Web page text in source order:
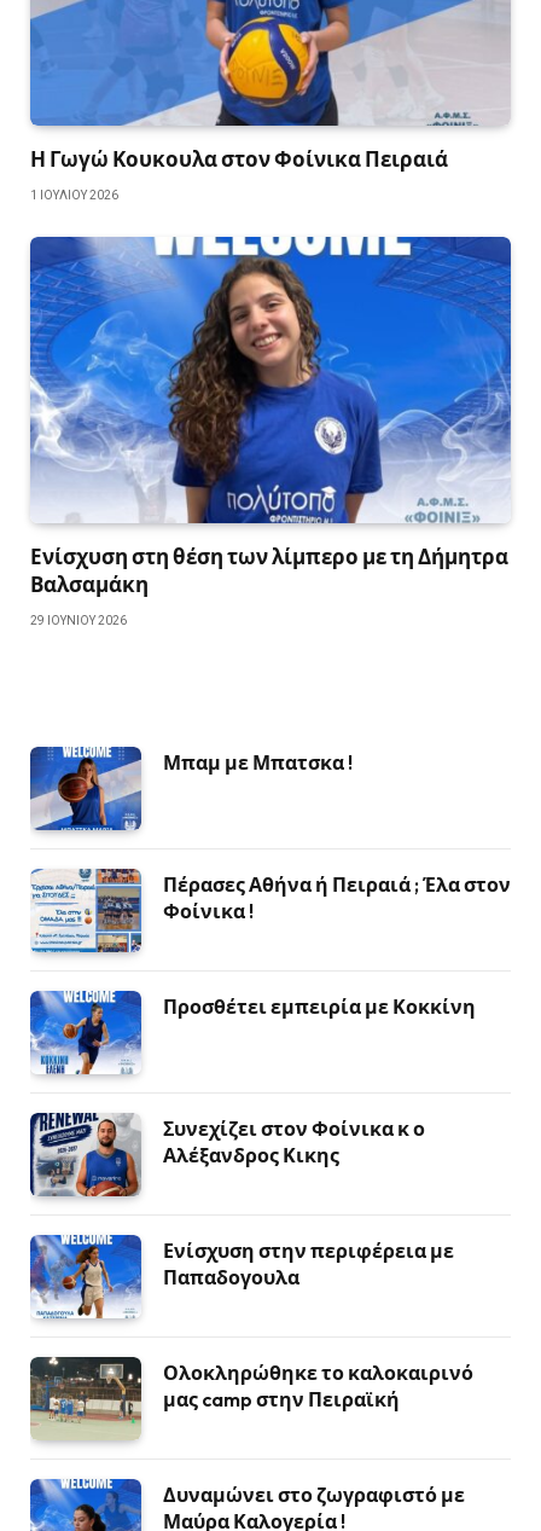
Η Γωγώ Κουκουλα στον Φοίνικα Πειραιά
1 ΙΟΥΛΊΟΥ 2026
Ενίσχυση στη θέση των λίμπερο με τη Δήμητρα
Βαλσαμάκη
29 ΙΟΥΝΊΟΥ 2026
Μπαμ με Μπατσκα !
Πέρασες Αθήνα ή Πειραιά ; Έλα στον
Φοίνικα !
Προσθέτει εμπειρία με Κοκκίνη
Συνεχίζει στον Φοίνικα κ ο
Αλέξανδρος Κικης
Ενίσχυση στην περιφέρεια με
Παπαδογουλα
Ολοκληρώθηκε το καλοκαιρινό
μας camp στην Πειραϊκή
Δυναμώνει στο ζωγραφιστό με
Μαύρα Καλογερία !